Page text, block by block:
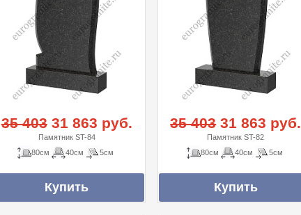
35 40331 863 руб.
Памятник ST-84
80см
40см 5см
35 40331 863 руб.
Памятник ST-82
80см
40см 5см